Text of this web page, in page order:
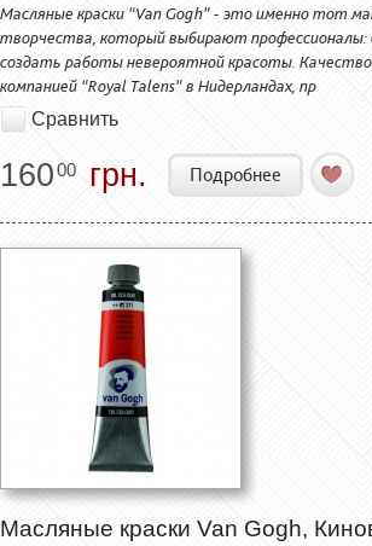
Масляные краски “Van Gogh” - это именно тот
творчества, который выбирают
создать работы невероятной красоты. Качество
компанией “Royal Talens” в Нидерландах, пр
Сравнить
16000 грн. Подробнее
Масляные краски Van Gogh,